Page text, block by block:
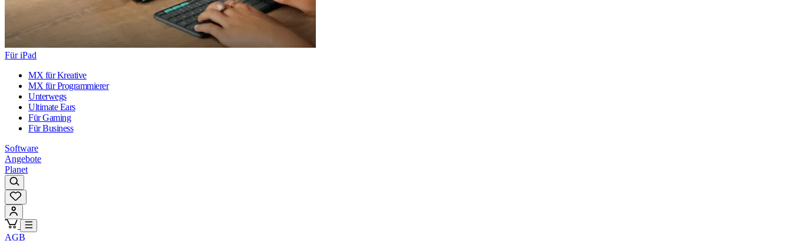
Für iPad
MX für Kreative
MX für Programmierer
Unterwegs
Ultimate Ears
Für Gaming
Für Business
Software
Angebote
Planet
AGB